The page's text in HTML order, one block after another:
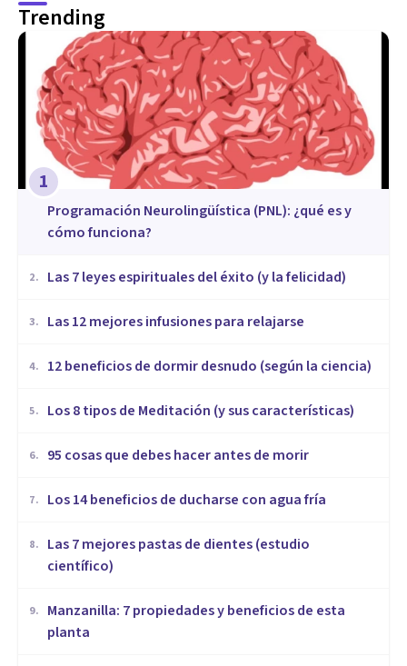
Trending
1
Programación Neurolingüística (PNL): ¿qué es y
cómo funciona?
2. Las 7 leyes espirituales del éxito (y la felicidad)
3. ​Las 12 mejores infusiones para relajarse
4. 12 beneficios de dormir desnudo (según la ciencia)
5. Los 8 tipos de Meditación (y sus características)
6. 95 cosas que debes hacer antes de morir
7. Los 14 beneficios de ducharse con agua fría
8.
Las 7 mejores pastas de dientes (estudio
científico)
9.
Manzanilla: 7 propiedades y beneficios de esta
planta